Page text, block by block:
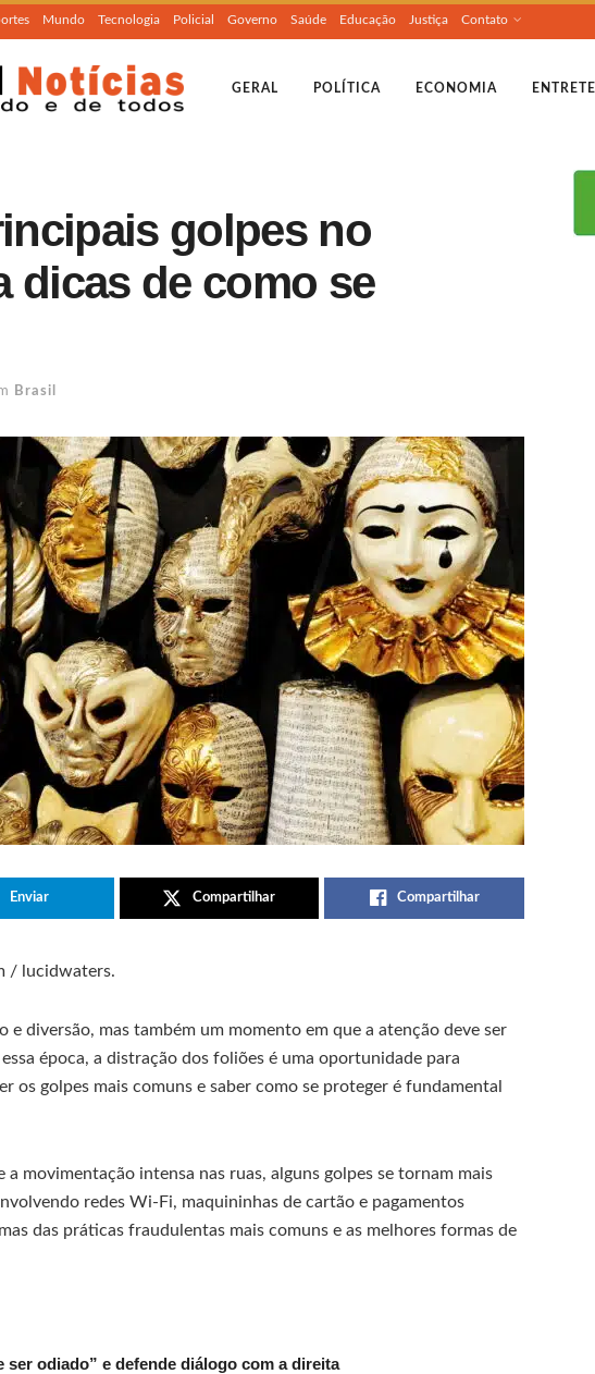
Mundo Tecnologia Policial Governo Saúde Educação Justiça Contato
GERAL POLÍTICA ECONOMIA
golpes no
dicas de como se
Brasil
Enviar Compartilhar Compartilhar
/ lucidwaters.
e diversão, mas também um momento em que a atenção deve ser
época, a distração dos foliões é uma oportunidade para
os golpes mais comuns e saber como se proteger é fundamental
movimentação intensa nas ruas, alguns golpes se tornam mais
redes Wi-Fi, maquininhas de cartão e pagamentos
das práticas fraudulentas mais comuns e as melhores formas de
ser odiado” e defende diálogo com a direita